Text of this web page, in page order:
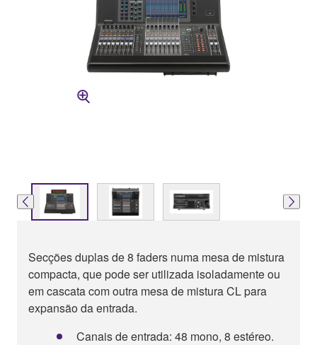
Secções duplas de 8 faders numa mesa de mistura
compacta, que pode ser utilizada isoladamente ou
em cascata com outra mesa de mistura CL para
expansão da entrada.
Canais de entrada: 48 mono, 8 estéreo.